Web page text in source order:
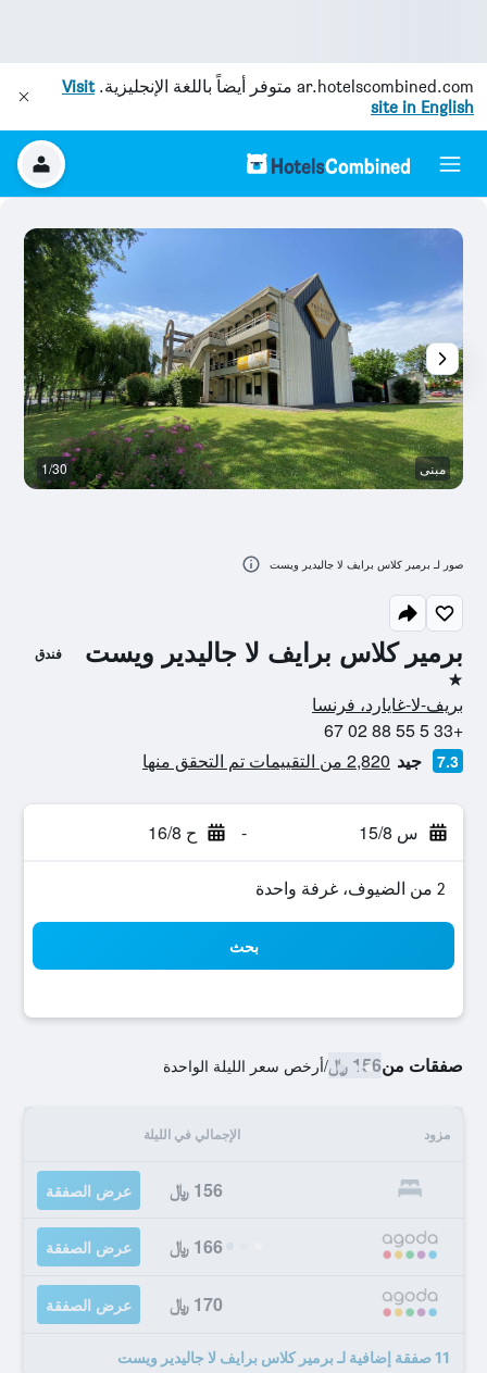
ar.hotelscombined.com متوفر أيضاً باللغة الإنجليزية.Visit
site in English
برمير كلاس برايف لا جاليدير ويست فندق
نجمة واحدة
بريف-لا-غايارد، فرنسا
+33 5 55 88 02 67
7.3 جيد 2,820 من التقييمات تم التحقق منها
س 15/8 - ح 16/8
2 من الضيوف، غرفة واحدة
بحث
صفقات من156 ﷼ /أرخص سعر الليلة الواحدة
مزود الإجمالي في الليلة
156 ﷼ عرض الصفقة
166 ﷼ عرض الصفقة
170 ﷼ عرض الصفقة
11 صفقة إضافية لـ برمير كلاس برايف لا جاليدير ويست
مبنى 1/30
صور لـ برمير كلاس برايف لا جاليدير ويست